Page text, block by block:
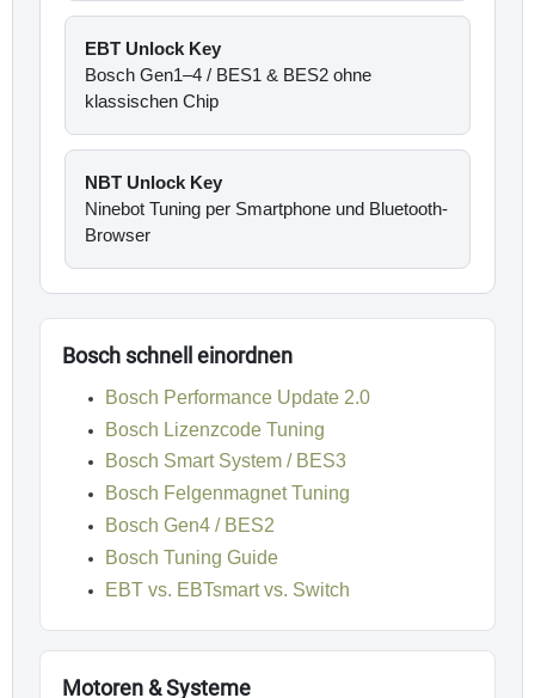
EBT Unlock Key
Bosch Gen1–4 / BES1 & BES2 ohne
klassischen Chip
NBT Unlock Key
Ninebot Tuning per Smartphone und Bluetooth-
Browser
Bosch schnell einordnen
Bosch Performance Update 2.0
Bosch Lizenzcode Tuning
Bosch Smart System / BES3
Bosch Felgenmagnet Tuning
Bosch Gen4 / BES2
Bosch Tuning Guide
EBT vs. EBTsmart vs. Switch
Motoren & Systeme